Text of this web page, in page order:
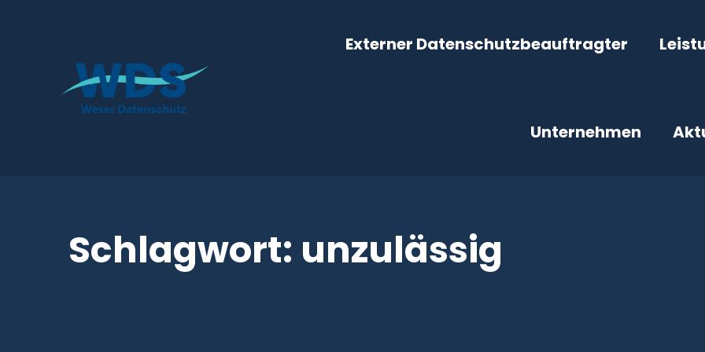
Externer Datenschutzbeauftragter
Unternehmen
Schlagwort: unzulässig